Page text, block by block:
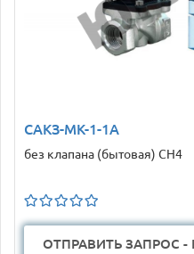
САКЗ-МК-1-1А
без клапана (бытовая) CH4
ОТПРАВИТЬ ЗАПРОС -